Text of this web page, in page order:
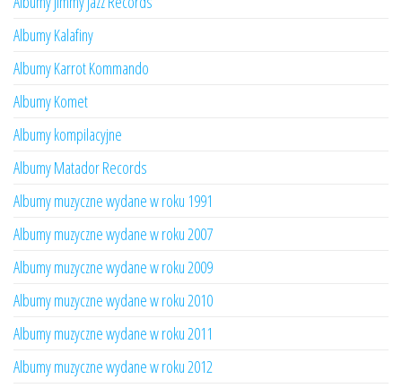
Albumy Kalafiny
Albumy Karrot Kommando
Albumy Komet
Albumy kompilacyjne
Albumy Matador Records
Albumy muzyczne wydane w roku 1991
Albumy muzyczne wydane w roku 2007
Albumy muzyczne wydane w roku 2009
Albumy muzyczne wydane w roku 2010
Albumy muzyczne wydane w roku 2011
Albumy muzyczne wydane w roku 2012